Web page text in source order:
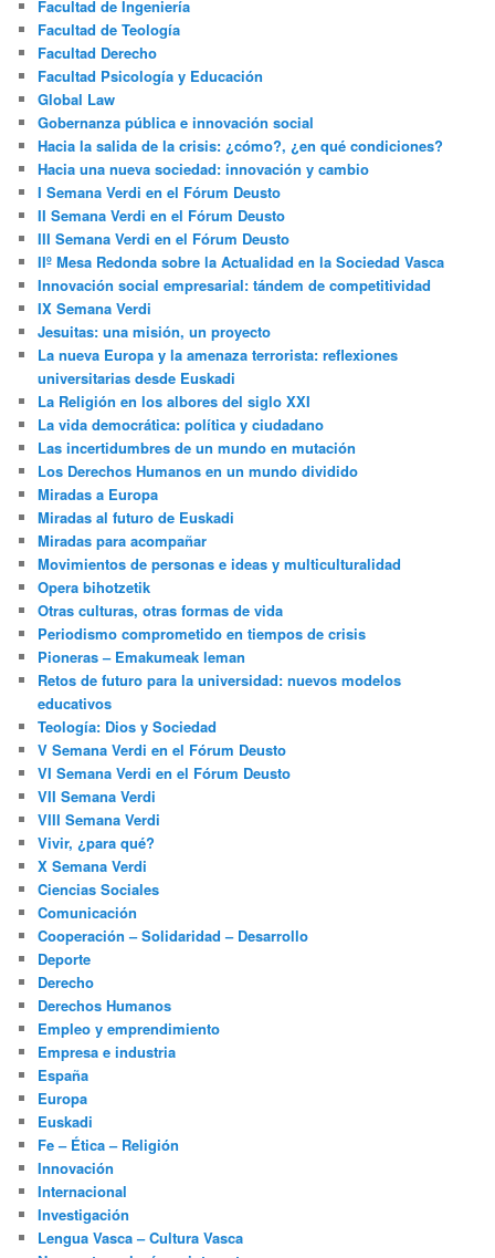
Facultad de Ingeniería
Facultad de Teología
Facultad Derecho
Facultad Psicología y Educación
Global Law
Gobernanza pública e innovación social
Hacia la salida de la crisis: ¿cómo?, ¿en qué condiciones?
Hacia una nueva sociedad: innovación y cambio
I Semana Verdi en el Fórum Deusto
II Semana Verdi en el Fórum Deusto
III Semana Verdi en el Fórum Deusto
IIº Mesa Redonda sobre la Actualidad en la Sociedad Vasca
Innovación social empresarial: tándem de competitividad
IX Semana Verdi
Jesuitas: una misión, un proyecto
La nueva Europa y la amenaza terrorista: reflexiones
universitarias desde Euskadi
La Religión en los albores del siglo XXI
La vida democrática: política y ciudadano
Las incertidumbres de un mundo en mutación
Los Derechos Humanos en un mundo dividido
Miradas a Europa
Miradas al futuro de Euskadi
Miradas para acompañar
Movimientos de personas e ideas y multiculturalidad
Opera bihotzetik
Otras culturas, otras formas de vida
Periodismo comprometido en tiempos de crisis
Pioneras – Emakumeak leman
Retos de futuro para la universidad: nuevos modelos
educativos
Teología: Dios y Sociedad
V Semana Verdi en el Fórum Deusto
VI Semana Verdi en el Fórum Deusto
VII Semana Verdi
VIII Semana Verdi
Vivir, ¿para qué?
X Semana Verdi
Ciencias Sociales
Comunicación
Cooperación – Solidaridad – Desarrollo
Deporte
Derecho
Derechos Humanos
Empleo y emprendimiento
Empresa e industria
España
Europa
Euskadi
Fe – Ética – Religión
Innovación
Internacional
Investigación
Lengua Vasca – Cultura Vasca